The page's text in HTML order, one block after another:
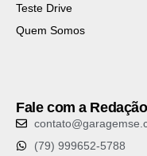
Teste Drive
Quem Somos
Fale com a Redação
(79) 999652-5788